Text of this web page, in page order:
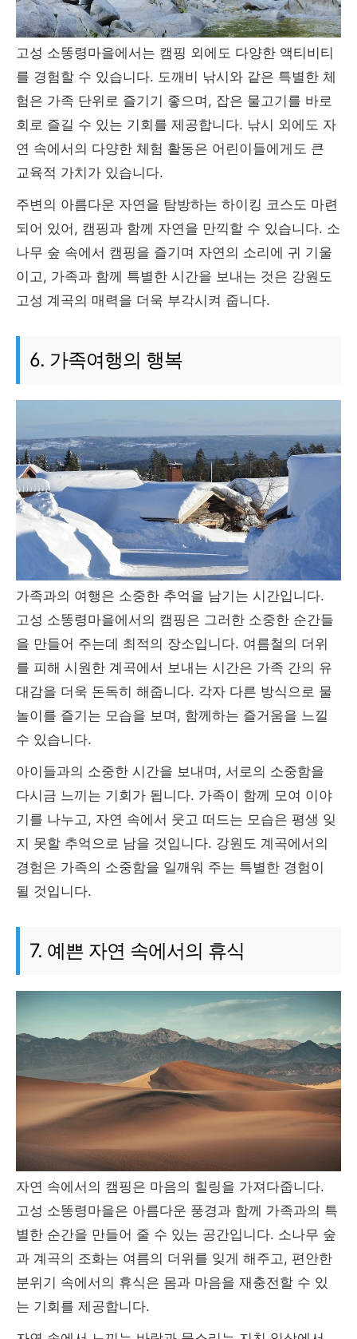
고성 소똥령마을에서는 캠핑 외에도 다양한 액티비티
를 경험할 수 있습니다. 도깨비 낚시와 같은 특별한 체
험은 가족 단위로 즐기기 좋으며, 잡은 물고기를 바로
회로 즐길 수 있는 기회를 제공합니다. 낚시 외에도 자
연 속에서의 다양한 체험 활동은 어린이들에게도 큰
교육적 가치가 있습니다.
주변의 아름다운 자연을 탐방하는 하이킹 코스도 마련
되어 있어, 캠핑과 함께 자연을 만끽할 수 있습니다. 소
나무 숲 속에서 캠핑을 즐기며 자연의 소리에 귀 기울
이고, 가족과 함께 특별한 시간을 보내는 것은 강원도
고성 계곡의 매력을 더욱 부각시켜 줍니다.
6. 가족여행의 행복
가족과의 여행은 소중한 추억을 남기는 시간입니다.
고성 소똥령마을에서의 캠핑은 그러한 소중한 순간들
을 만들어 주는데 최적의 장소입니다. 여름철의 더위
를 피해 시원한 계곡에서 보내는 시간은 가족 간의 유
대감을 더욱 돈독히 해줍니다. 각자 다른 방식으로 물
놀이를 즐기는 모습을 보며, 함께하는 즐거움을 느낄
수 있습니다.
아이들과의 소중한 시간을 보내며, 서로의 소중함을
다시금 느끼는 기회가 됩니다. 가족이 함께 모여 이야
기를 나누고, 자연 속에서 웃고 떠드는 모습은 평생 잊
지 못할 추억으로 남을 것입니다. 강원도 계곡에서의
경험은 가족의 소중함을 일깨워 주는 특별한 경험이
될 것입니다.
7. 예쁜 자연 속에서의 휴식
자연 속에서의 캠핑은 마음의 힐링을 가져다줍니다.
고성 소똥령마을은 아름다운 풍경과 함께 가족과의 특
별한 순간을 만들어 줄 수 있는 공간입니다. 소나무 숲
과 계곡의 조화는 여름의 더위를 잊게 해주고, 편안한
분위기 속에서의 휴식은 몸과 마음을 재충전할 수 있
는 기회를 제공합니다.